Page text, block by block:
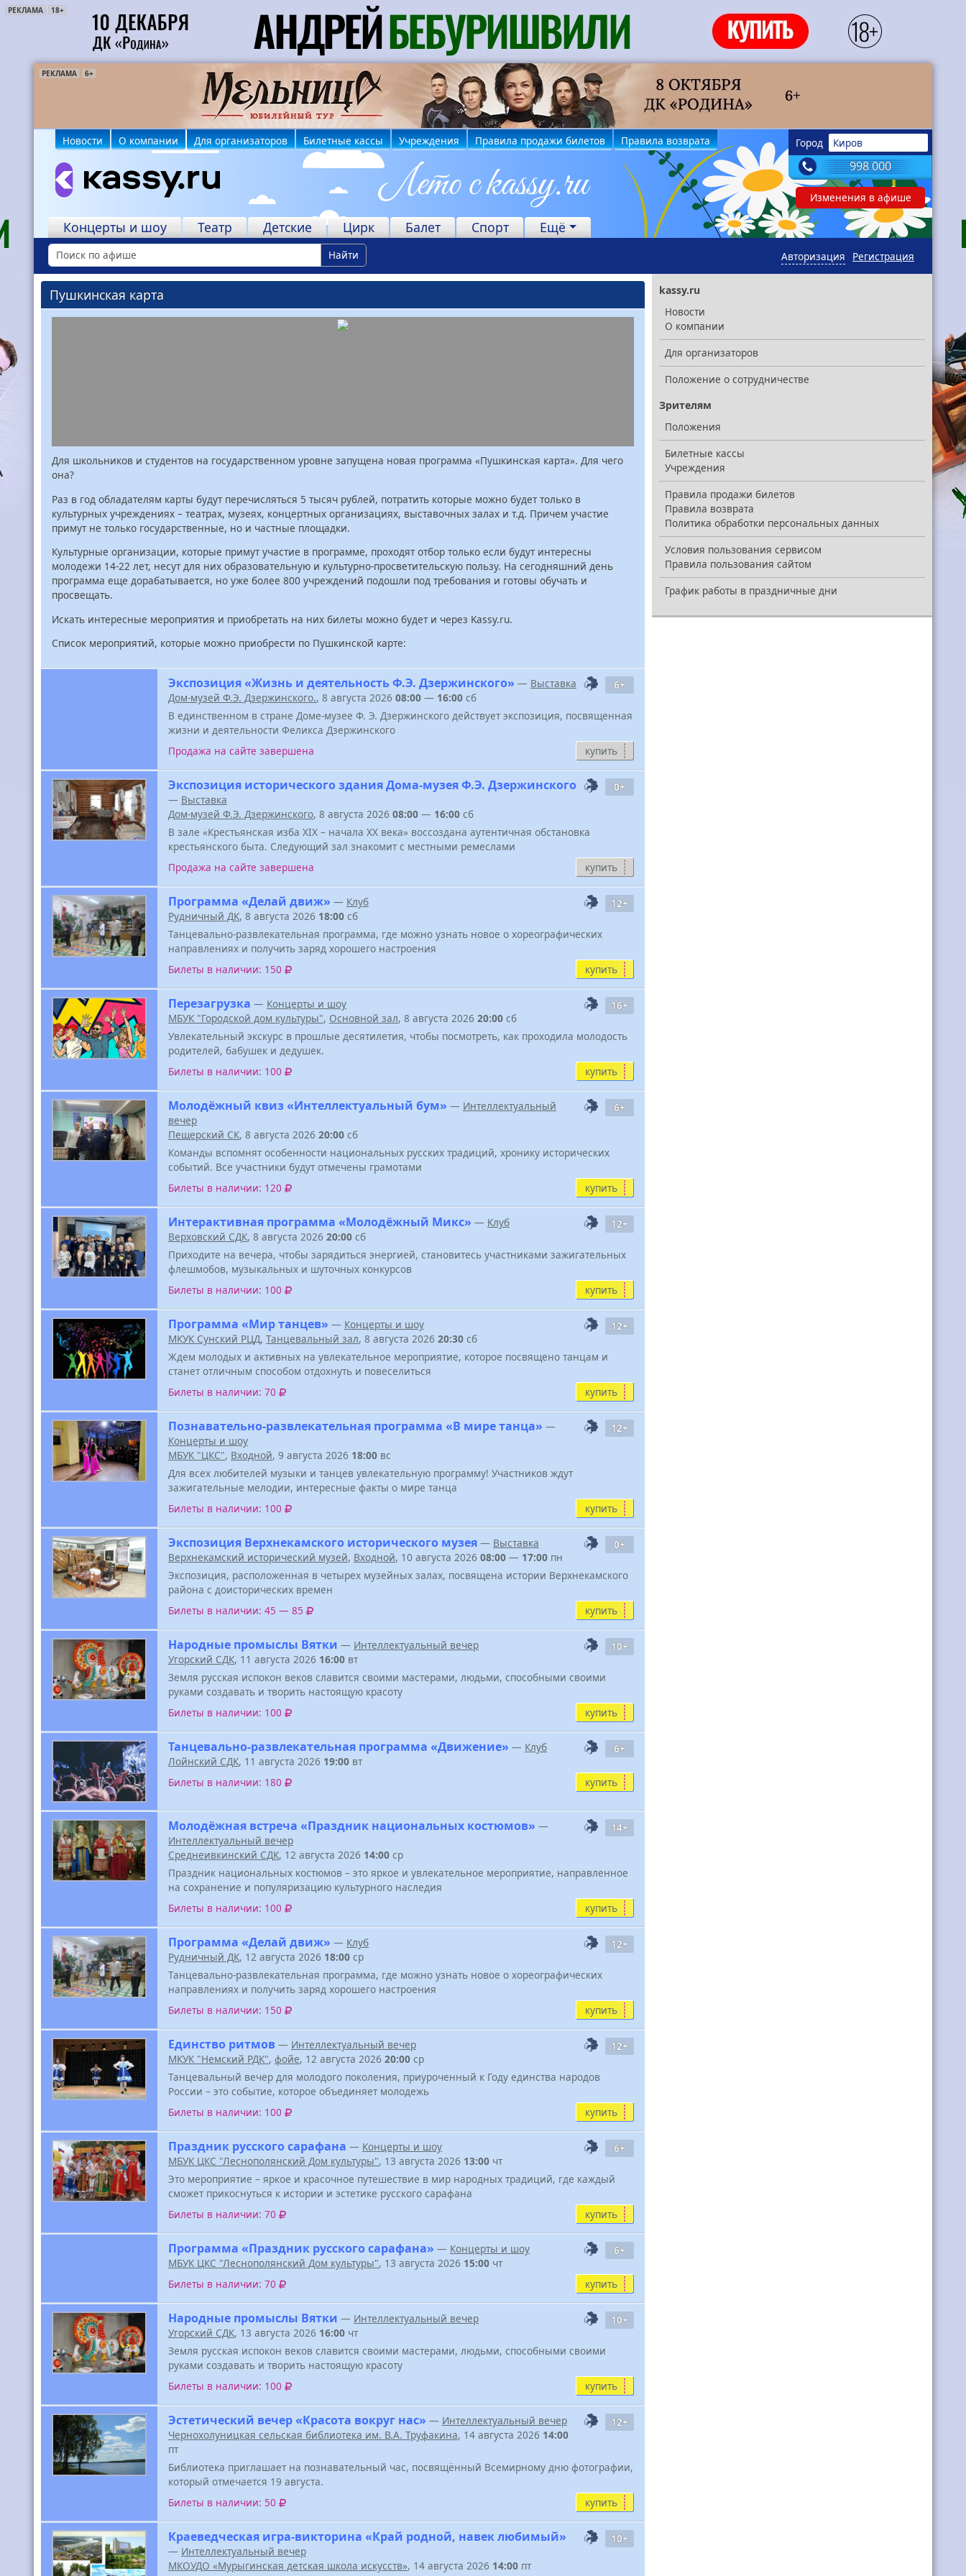
РЕКЛАМА 18+
РЕКЛАМА 12+
РЕКЛАМА 6+
Город Киров
998 000
Изменения в афише
Новости О компании Для организаторов Билетные кассы Учреждения Правила продажи билетов Правила возврата
Концерты и шоу Театр Детские Цирк Балет Спорт Ещё
Найти Регистрация
Авторизация
Пушкинская карта
Для школьников и студентов на государственном уровне запущена новая программа «Пушкинская карта». Для чего
она?
Раз в год обладателям карты будут перечисляться 5 тысяч рублей, потратить которые можно будет только в
культурных учреждениях – театрах, музеях, концертных организациях, выставочных залах и т.д. Причем участие
примут не только государственные, но и частные площадки.
Культурные организации, которые примут участие в программе, проходят отбор только если будут интересны
молодежи 14-22 лет, несут для них образовательную и культурно-просветительскую пользу. На сегодняшний день
программа еще дорабатывается, но уже более 800 учреждений подошли под требования и готовы обучать и
просвещать.
Искать интересные мероприятия и приобретать на них билеты можно будет и через Kassy.ru.
Список мероприятий, которые можно приобрести по Пушкинской карте:
6+
Экспозиция «Жизнь и деятельность Ф.Э. Дзержинского» — Выставка
Дом-музей Ф.Э. Дзержинского., 8 августа 2026 08:00 — 16:00 сб
В единственном в стране Доме-музее Ф. Э. Дзержинского действует экспозиция, посвященная
жизни и деятельности Феликса Дзержинского
Продажа на сайте завершена
купить
0+
Экспозиция исторического здания Дома-музея Ф.Э. Дзержинского
— Выставка
Дом-музей Ф.Э. Дзержинского, 8 августа 2026 08:00 — 16:00 сб
В зале «Крестьянская изба XIX – начала XX века» воссоздана аутентичная обстановка
крестьянского быта. Следующий зал знакомит с местными ремеслами
Продажа на сайте завершена
купить
12+
Программа «Делай движ» — Клуб
Рудничный ДК, 8 августа 2026 18:00 сб
Танцевально-развлекательная программа, где можно узнать новое о хореографических
направлениях и получить заряд хорошего настроения
Билеты в наличии: 150
купить
16+
Перезагрузка — Концерты и шоу
МБУК "Городской дом культуры", Основной зал, 8 августа 2026 20:00 сб
Увлекательный экскурс в прошлые десятилетия, чтобы посмотреть, как проходила молодость
родителей, бабушек и дедушек.
Билеты в наличии: 100
купить
6+
Молодёжный квиз «Интеллектуальный бум» — Интеллектуальный
вечер
Пещерский СК, 8 августа 2026 20:00 сб
Команды вспомнят особенности национальных русских традиций, хронику исторических
событий. Все участники будут отмечены грамотами
Билеты в наличии: 120
купить
12+
Интерактивная программа «Молодёжный Микс» — Клуб
Верховский СДК, 8 августа 2026 20:00 сб
Приходите на вечера, чтобы зарядиться энергией, становитесь участниками зажигательных
флешмобов, музыкальных и шуточных конкурсов
Билеты в наличии: 100
купить
12+
Программа «Мир танцев» — Концерты и шоу
МКУК Сунский РЦД, Танцевальный зал, 8 августа 2026 20:30 сб
Ждем молодых и активных на увлекательное мероприятие, которое посвящено танцам и
станет отличным способом отдохнуть и повеселиться
Билеты в наличии: 70
купить
12+
Познавательно-развлекательная программа «В мире танца» —
Концерты и шоу
МБУК "ЦКС", Входной, 9 августа 2026 18:00 вс
Для всех любителей музыки и танцев увлекательную программу! Участников ждут
зажигательные мелодии, интересные факты о мире танца
Билеты в наличии: 100
купить
0+
Экспозиция Верхнекамского исторического музея — Выставка
Верхнекамский исторический музей, Входной, 10 августа 2026 08:00 — 17:00 пн
Экспозиция, расположенная в четырех музейных залах, посвящена истории Верхнекамского
района с доисторических времен
Билеты в наличии: 45 — 85
купить
10+
Народные промыслы Вятки — Интеллектуальный вечер
Угорский СДК, 11 августа 2026 16:00 вт
Земля русская испокон веков славится своими мастерами, людьми, способными своими
руками создавать и творить настоящую красоту
Билеты в наличии: 100
купить
6+
Танцевально-развлекательная программа «Движение» — Клуб
Лойнский СДК, 11 августа 2026 19:00 вт
Билеты в наличии: 180
купить
14+
Молодёжная встреча «Праздник национальных костюмов» —
Интеллектуальный вечер
Среднеивкинский СДК, 12 августа 2026 14:00 ср
Праздник национальных костюмов – это яркое и увлекательное мероприятие, направленное
на сохранение и популяризацию культурного наследия
Билеты в наличии: 100
купить
12+
Программа «Делай движ» — Клуб
Рудничный ДК, 12 августа 2026 18:00 ср
Танцевально-развлекательная программа, где можно узнать новое о хореографических
направлениях и получить заряд хорошего настроения
Билеты в наличии: 150
купить
12+
Единство ритмов — Интеллектуальный вечер
МКУК "Немский РДК", фойе, 12 августа 2026 20:00 ср
Танцевальный вечер для молодого поколения, приуроченный к Году единства народов
России – это событие, которое объединяет молодежь
Билеты в наличии: 100
купить
6+
Праздник русского сарафана — Концерты и шоу
МБУК ЦКС "Леснополянский Дом культуры", 13 августа 2026 13:00 чт
Это мероприятие – яркое и красочное путешествие в мир народных традиций, где каждый
сможет прикоснуться к истории и эстетике русского сарафана
Билеты в наличии: 70
купить
6+
Программа «Праздник русского сарафана» — Концерты и шоу
МБУК ЦКС "Леснополянский Дом культуры", 13 августа 2026 15:00 чт
Билеты в наличии: 70
купить
10+
Народные промыслы Вятки — Интеллектуальный вечер
Угорский СДК, 13 августа 2026 16:00 чт
Земля русская испокон веков славится своими мастерами, людьми, способными своими
руками создавать и творить настоящую красоту
Билеты в наличии: 100
купить
12+
Эстетический вечер «Красота вокруг нас» — Интеллектуальный вечер
Чернохолуницкая сельская библиотека им. В.А. Труфакина, 14 августа 2026 14:00
пт
Библиотека приглашает на познавательный час, посвящённый Всемирному дню фотографии,
который отмечается 19 августа.
Билеты в наличии: 50
купить
10+
Краеведческая игра-викторина «Край родной, навек любимый»
— Интеллектуальный вечер
МКОУДО «Мурыгинская детская школа искусств», 14 августа 2026 14:00 пт
kassy.ru
Новости
О компании
Для организаторов
Положение о сотрудничестве
Зрителям
Положения
Билетные кассы
Учреждения
Правила продажи билетов
Правила возврата
Политика обработки персональных данных
Условия пользования сервисом
Правила пользования сайтом
График работы в праздничные дни